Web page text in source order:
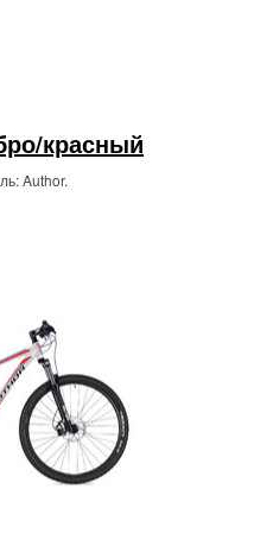
красный
Author.